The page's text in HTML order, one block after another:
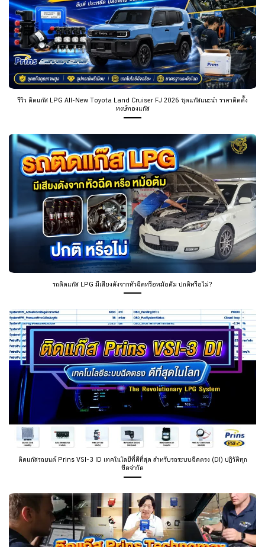
รีวิว ติดแก๊ส LPG All-New Toyota Land Cruiser FJ 2026 ชุดแก๊สแนะนำ ราคาติดตั้ง
หงษ์ทองแก๊ส
รถติดแก๊ส LPG มีเสียงดังจากหัวฉีดหรือหม้อต้ม ปกติหรือไม่?
ติดแก๊สรถยนต์ Prins VSI-3 ID เทคโนโลยีที่ดีที่สุด สำหรับรถระบบฉีดตรง (DI) ปฏิวัติทุก
ขีดจำกัด